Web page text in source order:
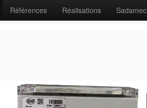
Références Réalisations Sadamec